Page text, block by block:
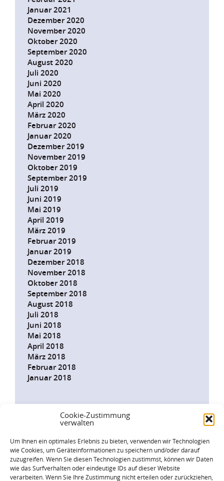
Cookie-Zustimmung
verwalten
Um Ihnen ein optimales Erlebnis zu bieten, verwenden wir Technologien
wie Cookies, um Geräteinformationen zu speichern und/oder darauf
zuzugreifen. Wenn Sie diesen Technologien zustimmst, können wir Daten
wie das Surfverhalten oder eindeutige IDs auf dieser Website
verarbeiten. Wenn Sie Ihre Zustimmung nicht erteilen oder zurückziehen,
Januar 2021
Dezember 2020
November 2020
Oktober 2020
September 2020
August 2020
Juli 2020
Juni 2020
Mai 2020
April 2020
März 2020
Februar 2020
Januar 2020
Dezember 2019
November 2019
Oktober 2019
September 2019
Juli 2019
Juni 2019
Mai 2019
April 2019
März 2019
Februar 2019
Januar 2019
Dezember 2018
November 2018
Oktober 2018
September 2018
August 2018
Juli 2018
Juni 2018
Mai 2018
April 2018
März 2018
Februar 2018
Januar 2018
Landesfamilienrat Baden-Württemberg
JETZT
ABONNIEREN!